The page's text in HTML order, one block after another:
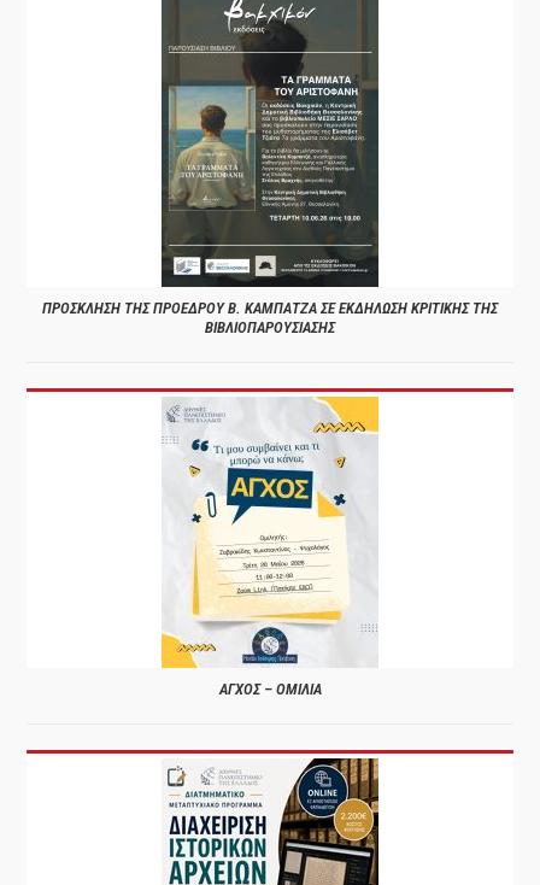
ΠΡΟΣΚΛΗΣΗ ΤΗΣ ΠΡΟΕΔΡΟΥ Β. ΚΑΜΠΑΤΖΑ ΣΕ ΕΚΔΗΛΩΣΗ ΚΡΙΤΙΚΗΣ ΤΗΣ
ΒΙΒΛΙΟΠΑΡΟΥΣΙΑΣΗΣ
ΑΓΧΟΣ – ΟΜΙΛΙΑ